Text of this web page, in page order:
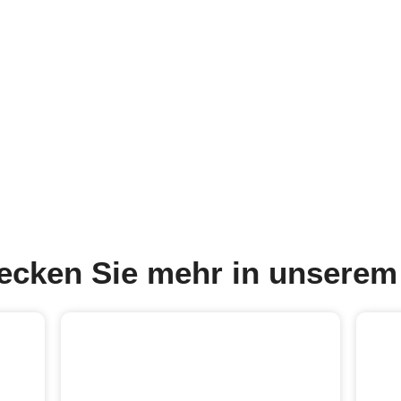
Sie mehr in